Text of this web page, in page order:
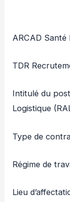
ARCAD Santé
TDR
Intitulé du
Logistique
Type de
Régime de
Lieu